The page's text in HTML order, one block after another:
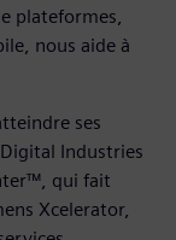
plateformes,
nous aide à
ses
Industries
qui fait
Xcelerator,